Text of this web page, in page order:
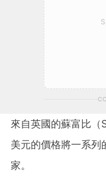
來自英國的蘇富比
美元的價格將一系列
家。